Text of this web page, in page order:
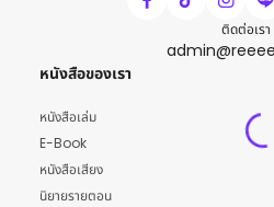
ติดต่อเรา
หนังสือของเรา
หนังสือเล่ม
E-Book
หนังสือเสียง
นิยายรายตอน